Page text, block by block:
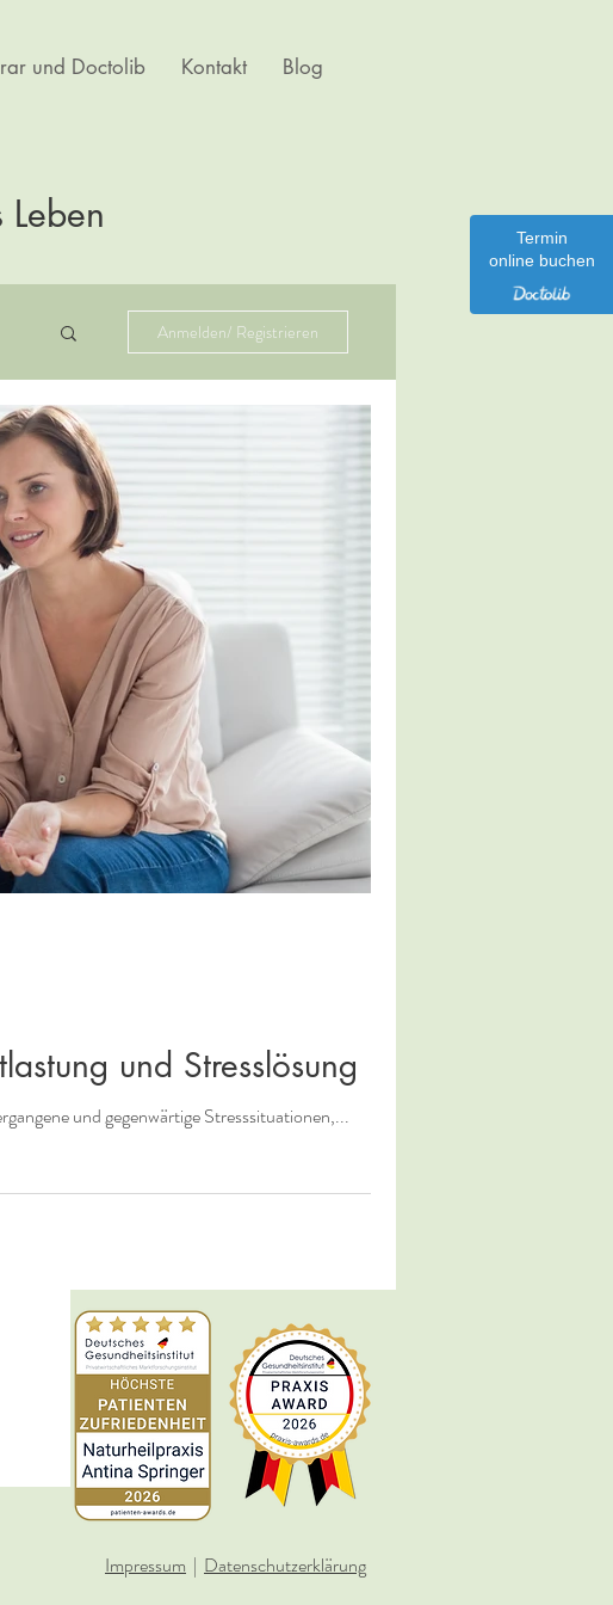
Termin
online buchen
und Doctolib Kontakt Blog
Anmelden/ Registrieren
und Stresslösung
und gegenwärtige Stresssituationen,...
Impressum | Datenschutzerklärung